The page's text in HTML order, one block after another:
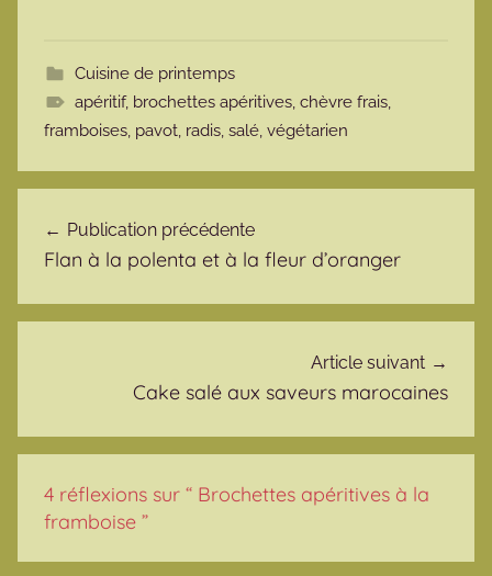
Cuisine de printemps
apéritif, brochettes apéritives, chèvre frais,
framboises, pavot, radis, salé, végétarien
Publication précédente
Flan à la polenta et à la fleur d’oranger
Article suivant
Cake salé aux saveurs marocaines
4 réflexions sur “ Brochettes apéritives à la
framboise ”